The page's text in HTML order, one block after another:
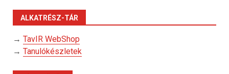
ALKATRÉSZ-TÁR
→ TavIR WebShop
→ Tanulókészletek